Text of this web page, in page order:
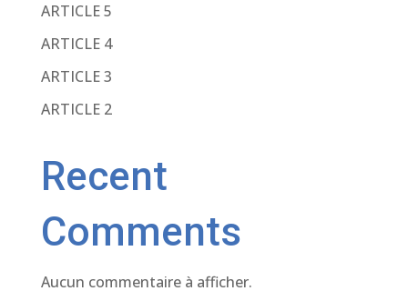
e
:
ARTICLE 5
ARTICLE 4
ARTICLE 3
ARTICLE 2
Recent
Comments
Aucun commentaire à afficher.